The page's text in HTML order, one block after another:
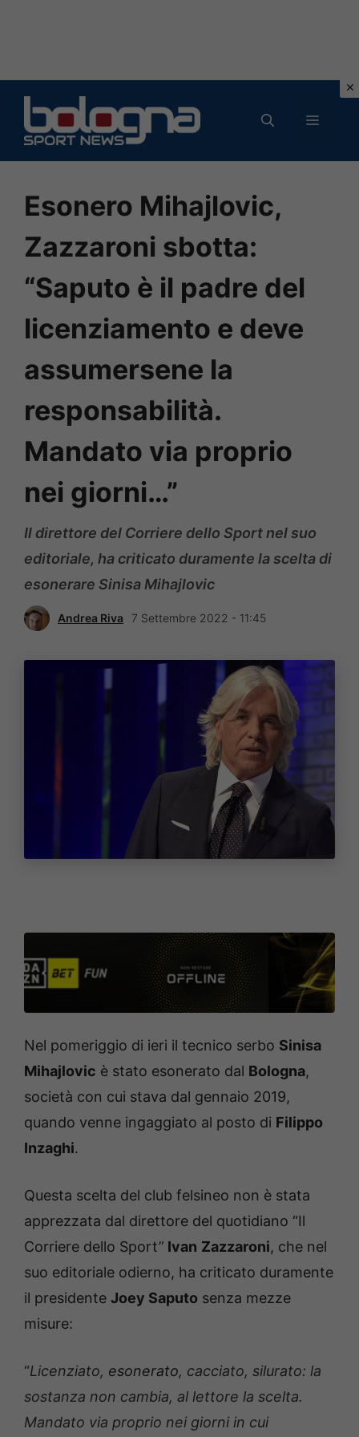
contenuto
MENU
Esonero Mihajlovic,
Zazzaroni sbotta:
“Saputo è il padre del
licenziamento e deve
assumersene la
responsabilità.
Mandato via proprio
nei giorni…”
Il direttore del Corriere dello Sport nel suo
editoriale, ha criticato duramente la scelta di
esonerare Sinisa Mihajlovic
Andrea Riva 7 Settembre 2022 - 11:45
Nel pomeriggio di ieri il tecnico serbo Sinisa
Mihajlovic è stato esonerato dal Bologna,
società con cui stava dal gennaio 2019,
quando venne ingaggiato al posto di Filippo
Inzaghi.
Questa scelta del club felsineo non è stata
apprezzata dal direttore del quotidiano “Il
Corriere dello Sport” Ivan Zazzaroni, che nel
suo editoriale odierno, ha criticato duramente
il presidente Joey Saputo senza mezze
misure:
“Licenziato, esonerato, cacciato, silurato: la
sostanza non cambia, al lettore la scelta.
Mandato via proprio nei giorni in cui